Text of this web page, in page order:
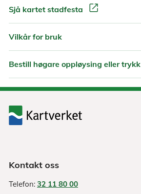
Sjå kartet stadfesta open_in_new
Vilkår for bruk
Bestill høgare oppløysing eller trykk
Kontakt oss
Telefon: 32 11 80 00